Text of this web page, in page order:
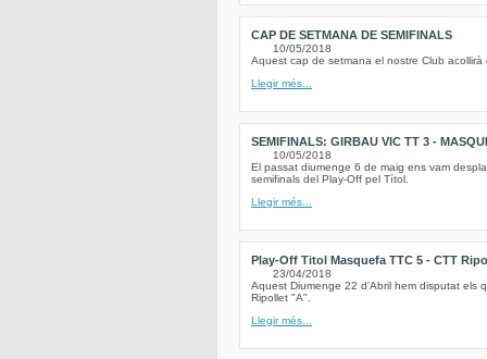
CAP DE SETMANA DE SEMIFINALS
10/05/2018
Aquest cap de setmana el nostre Club
Llegir més...
SEMIFINALS: GIRBAU VIC TT 3 -
10/05/2018
El passat diumenge 6 de maig ens vam
semifinals del Play-Off pel Títol.
Llegir més...
Play-Off Titol Masquefa TTC 5 - CTT
23/04/2018
Aquest Diumenge 22 d'Abril hem disputat els
Ripollet "A".
Llegir més...